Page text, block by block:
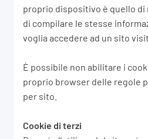
proprio dispositivo è quello di
di compilare le stesse
voglia accedere ad un sito
È possibile non abilitare i
proprio browser delle regole
per sito.
Cookie di terzi